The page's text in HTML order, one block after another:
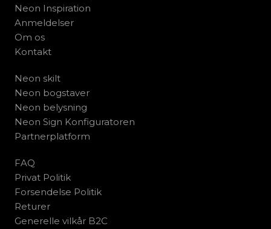
Neon Inspiration
Anmeldelser
Om os
Kontakt
Neon skilt
Neon bogstaver
Neon belysning
Neon Sign Konfiguratoren
Partnerplatform
FAQ
Privat Politik
Forsendelse Politik
Returer
Generelle vilkår B2C